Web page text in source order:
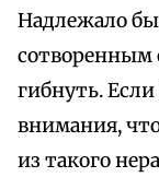
Надлежало
сотворенным
гибнуть. Если
внимания,
из такого